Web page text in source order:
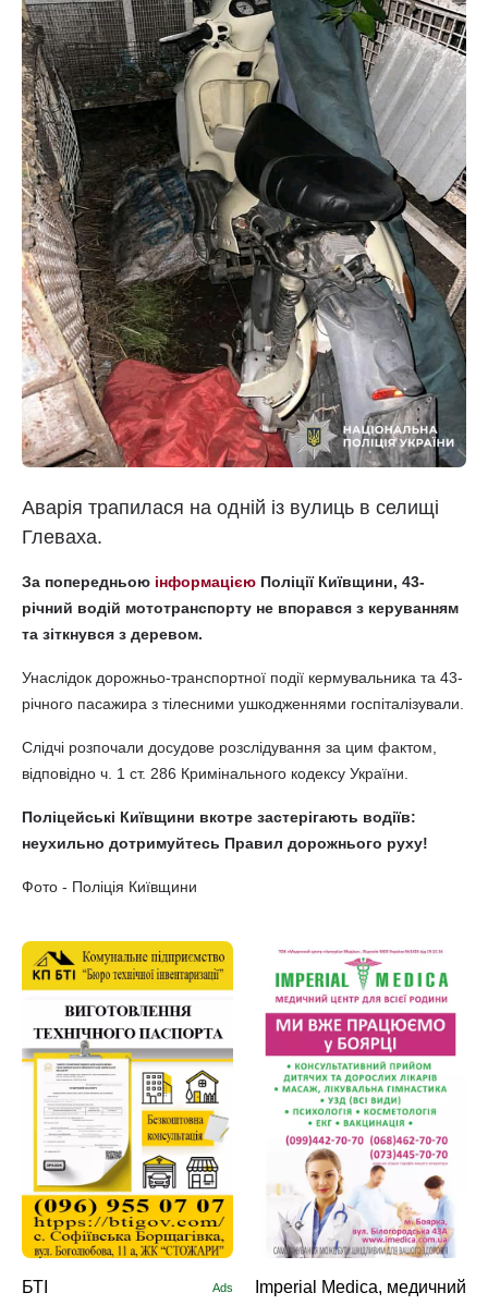
Аварія трапилася на одній із вулиць в селищі
Глеваха.
За попередньою інформацією Поліції Київщини, 43-
річний водій мототранспорту не впорався з керуванням
та зіткнувся з деревом.
Унаслідок дорожньо-транспортної події кермувальника та 43-
річного пасажира з тілесними ушкодженнями госпіталізували.
Слідчі розпочали досудове розслідування за цим фактом,
відповідно ч. 1 ст. 286 Кримінального кодексу України.
Поліцейські Київщини вкотре застерігають водіїв:
неухильно дотримуйтесь Правил дорожнього руху!
Фото - Поліція Київщини
БТІ Ads
Imperial Medica, медичний